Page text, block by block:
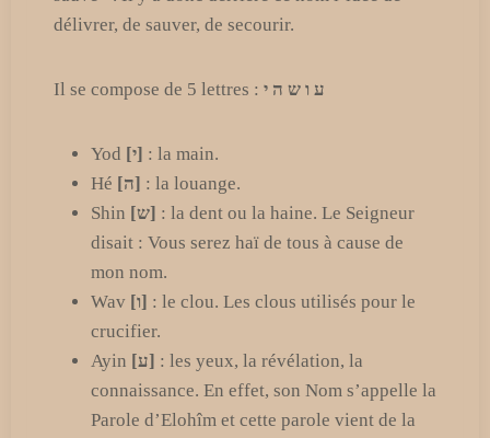
délivrer, de sauver, de secourir.
Il se compose de 5 lettres : ע ו ש ה י
Yod [י] : la main.
Hé
[ה] : la louange.
Shin
[ש] : la dent ou la haine. Le Seigneur
disait : Vous serez haï de tous à cause de
mon nom.
Wav
[ו] : le clou. Les clous utilisés pour le
crucifier.
Ayin
[ע] : les yeux, la révélation, la
connaissance. En effet, son Nom s’appelle la
Parole d’Elohîm et cette parole vient de la